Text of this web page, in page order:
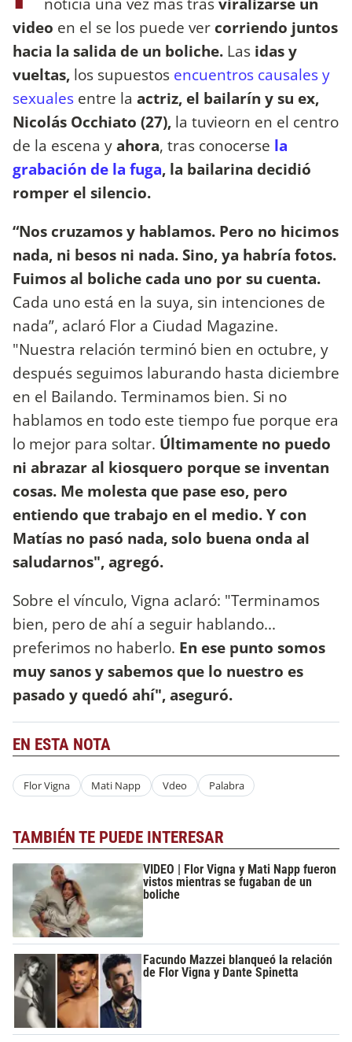
video en el se los puede ver corriendo juntos
hacia la salida de un boliche. Las idas y
vueltas, los supuestos encuentros causales y
sexuales entre la actriz, el bailarín y su ex,
Nicolás Occhiato (27), la tuvieorn en el centro
de la escena yahora, tras conocerse la
grabación de la fuga, la bailarina decidió
romper el silencio.
“Nos cruzamos y hablamos. Pero no hicimos
nada, ni besos ni nada. Sino, ya habría fotos.
Fuimos al boliche cada uno por su cuenta.
Cada uno está en la suya, sin intenciones de
nada”, aclaró Flor a Ciudad Magazine.
"Nuestra relación terminó bien en octubre, y
después seguimos laburando hasta diciembre
en el Bailando. Terminamos bien. Si no
hablamos en todo este tiempo fue porque era
lo mejor para soltar. Últimamente no puedo
ni abrazar al kiosquero porque se inventan
cosas. Me molesta que pase eso, pero
entiendo que trabajo en el medio. Y con
Matías no pasó nada, solo buena onda al
saludarnos", agregó.
Sobre el vínculo, Vigna aclaró: "Terminamos
bien, pero de ahí a seguir hablando...
preferimos no haberlo. En ese punto somos
muy sanos y sabemos que lo nuestro es
pasado y quedó ahí", aseguró.
EN ESTA NOTA
Flor Vigna Mati Napp Vdeo Palabra
TAMBIÉN TE PUEDE INTERESAR
VIDEO | Flor Vigna y Mati Napp fueron
vistos mientras se fugaban de un
boliche
Facundo Mazzei blanqueó la relación
de Flor Vigna y Dante Spinetta